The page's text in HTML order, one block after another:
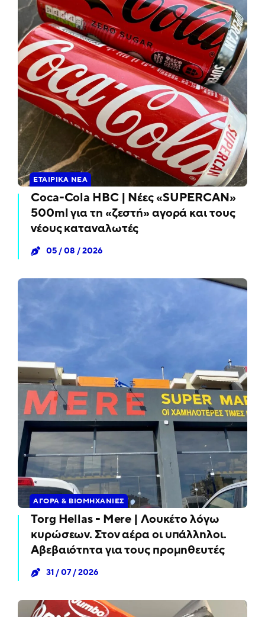
ΕΤΑΙΡΙΚΆ ΝΈΑ
Coca-Cola HBC | Νέες «SUPERCAN»
500ml για τη «ζεστή» αγορά και τους
νέους καταναλωτές
05 / 08 / 2026
ΑΓΟΡΆ & ΒΙΟΜΗΧΑΝΊΕΣ
Torg Hellas - Mere | Λουκέτο λόγω
κυρώσεων. Στον αέρα οι υπάλληλοι.
Αβεβαιότητα για τους προμηθευτές
31 / 07 / 2026